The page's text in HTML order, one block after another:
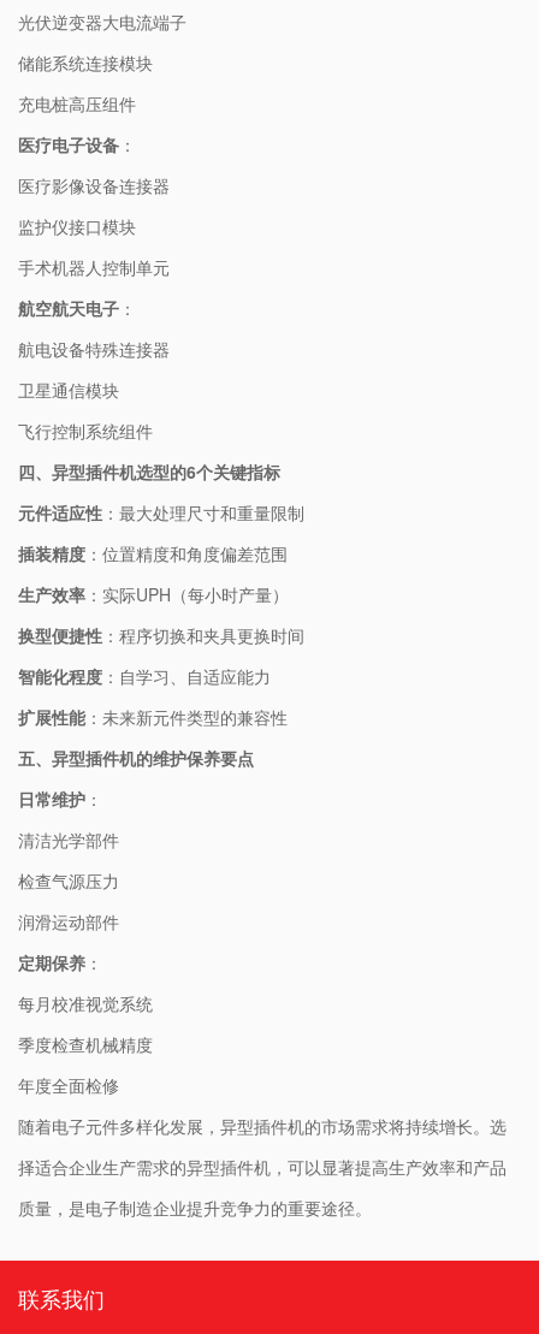
光伏逆变器大电流端子
储能系统连接模块
充电桩高压组件
医疗电子设备 ：
医疗影像设备连接器
监护仪接口模块
手术机器人控制单元
航空航天电子 ：
航电设备特殊连接器
卫星通信模块
飞行控制系统组件
四、异型插件机选型的6个关键指标
元件适应性 ：最大处理尺寸和重量限制
插装精度 ：位置精度和角度偏差范围
生产效率 ：实际UPH（每小时产量）
换型便捷性 ：程序切换和夹具更换时间
智能化程度 ：自学习、自适应能力
扩展性能：未来新元件类型的兼容性
五、异型插件机的维护保养要点
日常维护 ：
清洁光学部件
检查气源压力
润滑运动部件
定期保养 ：
每月校准视觉系统
季度检查机械精度
年度全面检修
随着电子元件多样化发展，异型插件机的市场需求将持续增长。选
择适合企业生产需求的异型插件机，可以显著提高生产效率和产品
质量，是电子制造企业提升竞争力的重要途径。
联系我们